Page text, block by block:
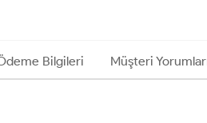
Bilgileri Müşteri